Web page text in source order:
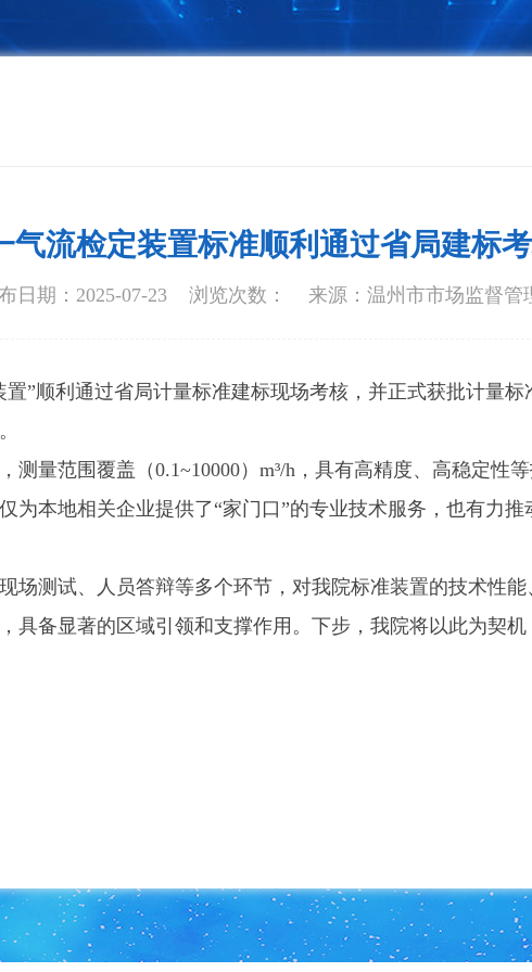
气流检定装置标准顺利通过省局建标
日期：2025-07-23 浏览次数： 来源：温州市市场监督管
”顺利通过省局计量标准建标现场考核，并正式获批计量
量范围覆盖（0.1~10000）m³/h，具有高精度、高稳定
为本地相关企业提供了“家门口”的专业技术服务，也有力
场测试、人员答辩等多个环节，对我院标准装置的技术性
具备显著的区域引领和支撑作用。下步，我院将以此为契